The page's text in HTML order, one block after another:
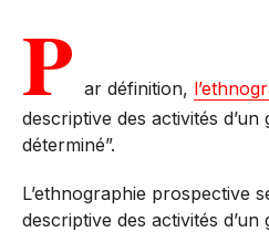
P ar définition,
descriptive des activités
déterminé”.
L’ethnographie prospective
descriptive des activités